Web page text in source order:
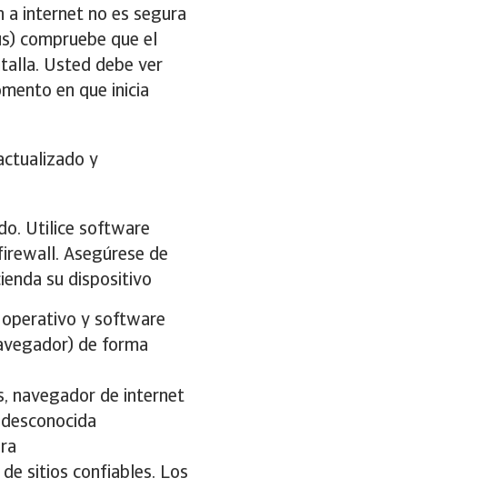
a internet no es segura
compruebe que el
Usted debe ver
en que inicia
y
Utilice software
Asegúrese de
su dispositivo
operativo y software
de forma
navegador de internet
sitios confiables. Los